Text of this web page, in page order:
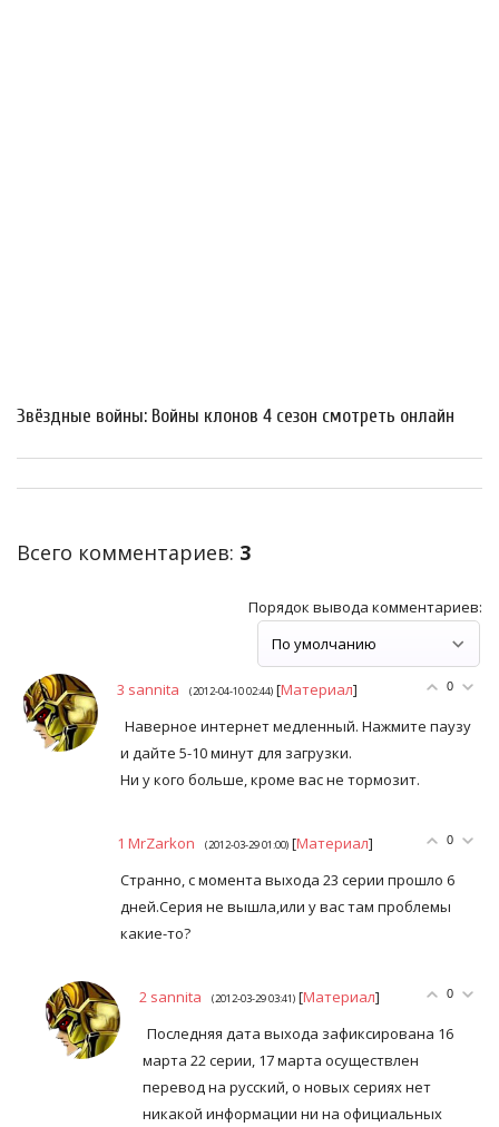
Звёздные войны: Войны клонов 4 сезон смотреть онлайн
Всего комментариев: 3
Порядок вывода комментариев:
0
3 sannita (2012-04-10 02:44) [Материал]
Наверное интернет медленный. Нажмите паузу
и дайте 5-10 минут для загрузки.
Ни у кого больше, кроме вас не тормозит.
0
1 MrZarkon (2012-03-29 01:00) [Материал]
Странно, с момента выхода 23 серии прошло 6
дней.Серия не вышла,или у вас там проблемы
какие-то?
0
2 sannita (2012-03-29 03:41) [Материал]
Последняя дата выхода зафиксирована 16
марта 22 серии, 17 марта осуществлен
перевод на русский, о новых сериях нет
никакой информации ни на официальных